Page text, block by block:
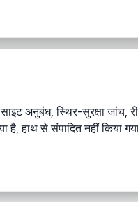
अनुबंध, स्थिर-सुरक्षा जांच,
है, हाथ से संपादित नहीं किया